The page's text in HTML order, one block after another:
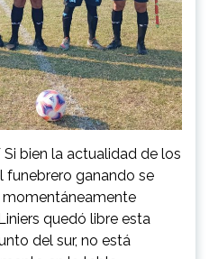
Si bien la actualidad de los
funebrero ganando se
momentáneamente
quedó libre esta
del sur, no está